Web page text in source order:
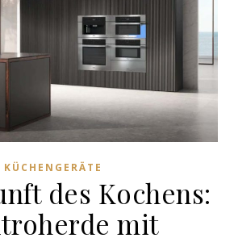
KÜCHENGERÄTE
des Kochens:
mit